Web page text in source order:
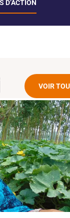
D’ACTION
VOIR